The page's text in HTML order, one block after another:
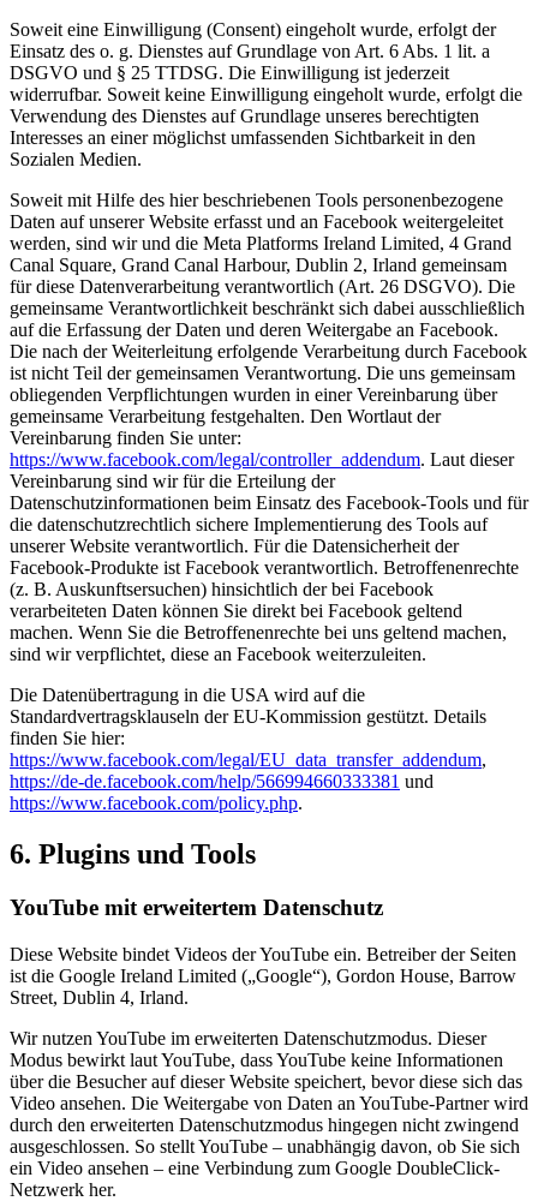
Soweit eine Einwilligung (Consent) eingeholt wurde, erfolgt der
Einsatz des o. g. Dienstes auf Grundlage von Art. 6 Abs. 1 lit. a
DSGVO und § 25 TTDSG. Die Einwilligung ist jederzeit
widerrufbar. Soweit keine Einwilligung eingeholt wurde, erfolgt die
Verwendung des Dienstes auf Grundlage unseres berechtigten
Interesses an einer möglichst umfassenden Sichtbarkeit in den
Sozialen Medien.
Soweit mit Hilfe des hier beschriebenen Tools personenbezogene
Daten auf unserer Website erfasst und an Facebook weitergeleitet
werden, sind wir und die Meta Platforms Ireland Limited, 4 Grand
Canal Square, Grand Canal Harbour, Dublin 2, Irland gemeinsam
für diese Datenverarbeitung verantwortlich (Art. 26 DSGVO). Die
gemeinsame Verantwortlichkeit beschränkt sich dabei ausschließlich
auf die Erfassung der Daten und deren Weitergabe an Facebook.
Die nach der Weiterleitung erfolgende Verarbeitung durch Facebook
ist nicht Teil der gemeinsamen Verantwortung. Die uns gemeinsam
obliegenden Verpflichtungen wurden in einer Vereinbarung über
gemeinsame Verarbeitung festgehalten. Den Wortlaut der
Vereinbarung finden Sie unter:
https://www.facebook.com/legal/controller_addendum. Laut dieser
Vereinbarung sind wir für die Erteilung der
Datenschutzinformationen beim Einsatz des Facebook-Tools und für
die datenschutzrechtlich sichere Implementierung des Tools auf
unserer Website verantwortlich. Für die Datensicherheit der
Facebook-Produkte ist Facebook verantwortlich. Betroffenenrechte
(z. B. Auskunftsersuchen) hinsichtlich der bei Facebook
verarbeiteten Daten können Sie direkt bei Facebook geltend
machen. Wenn Sie die Betroffenenrechte bei uns geltend machen,
sind wir verpflichtet, diese an Facebook weiterzuleiten.
Die Datenübertragung in die USA wird auf die
Standardvertragsklauseln der EU-Kommission gestützt. Details
finden Sie hier:
https://www.facebook.com/legal/EU_data_transfer_addendum,
https://de-de.facebook.com/help/566994660333381 und
https://www.facebook.com/policy.php.
6. Plugins und Tools
YouTube mit erweitertem Datenschutz
Diese Website bindet Videos der YouTube ein. Betreiber der Seiten
ist die Google Ireland Limited („Google“), Gordon House, Barrow
Street, Dublin 4, Irland.
Wir nutzen YouTube im erweiterten Datenschutzmodus. Dieser
Modus bewirkt laut YouTube, dass YouTube keine Informationen
über die Besucher auf dieser Website speichert, bevor diese sich das
Video ansehen. Die Weitergabe von Daten an YouTube-Partner wird
durch den erweiterten Datenschutzmodus hingegen nicht zwingend
ausgeschlossen. So stellt YouTube – unabhängig davon, ob Sie sich
ein Video ansehen – eine Verbindung zum Google DoubleClick-
Netzwerk her.